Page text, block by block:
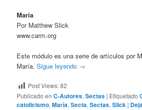
María
Por Matthew Slick
www.carm.org
Este módulo es una serie de artículos por
María.Sigue leyendo →
Post Views:82
Publicado en C-Autores,Sectas | Etiquetado
catolicismo,María,Secta,Sectas,Slick |